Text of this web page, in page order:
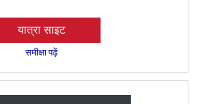
यात्रा साइट
समीक्षा पढ़ें